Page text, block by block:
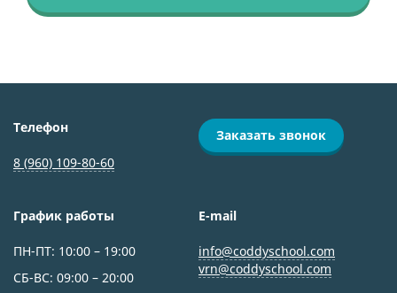
Телефон
8 (960) 109-80-60
Заказать звонок
График работы
ПН-ПТ: 10:00 – 19:00
СБ-ВС: 09:00 – 20:00
E-mail
info@coddyschool.com
vrn@coddyschool.com